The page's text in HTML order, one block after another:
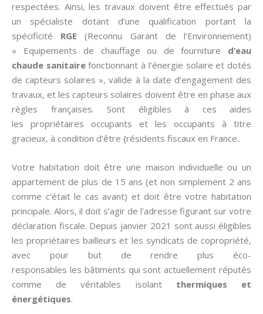
respectées. Ainsi, les travaux doivent être effectués par
un spécialiste dotant d’une qualification portant la
spécificité RGE(Reconnu Garant de l’Environnement)
« Equipements de chauffage ou de fourniture d’eau
chaude sanitairefonctionnant à l’énergie solaire et dotés
de capteurs solaires », valide à la date d’engagement des
travaux, et les capteurs solaires doivent être en phase aux
règles françaises. Sont éligibles à ces aides
les propriétaires occupants et les occupants à titre
gracieux, à condition d’être {résidents fiscaux en France.
Votre habitation doit être une maison individuelle ou un
appartement de plus de 15 ans (et non simplement 2 ans
comme c’était le cas avant) et doit être votre habitation
principale. Alors, il doit s’agir de l’adresse figurant sur votre
déclaration fiscale. Depuis janvier 2021 sont aussi éligibles
les propriétaires bailleurs et les syndicats de copropriété,
avec pour but de rendre plus éco-
responsables les bâtiments qui sont actuellement réputés
comme de véritables isolant thermiques et
énergétiques.